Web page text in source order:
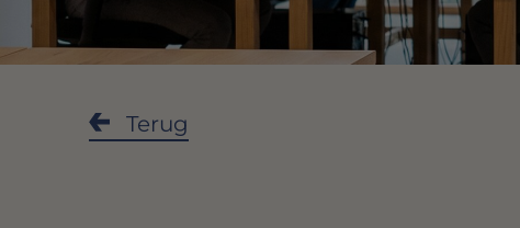
Terug